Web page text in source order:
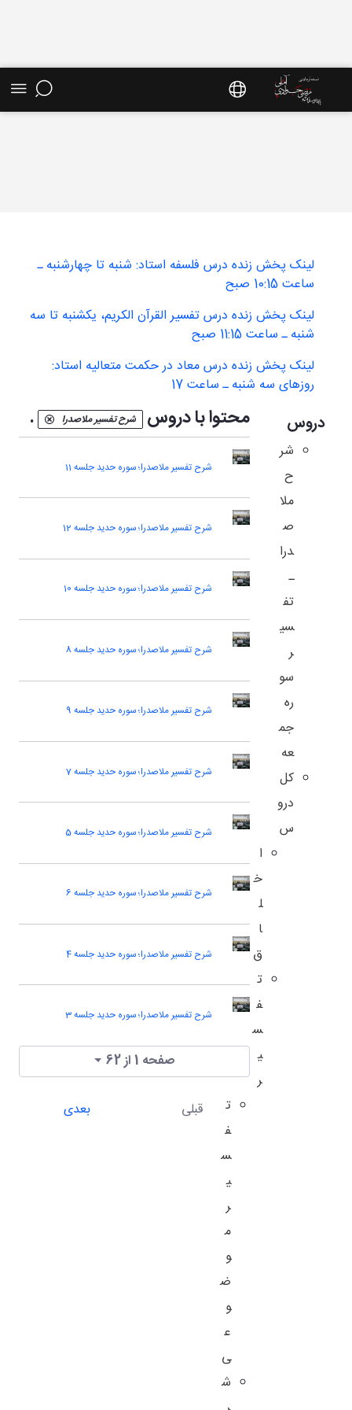
لینک پخش زنده درس فلسفه استاد: شنبه تا چهارشنبه ـ
ساعت 10:15 صبح
لینک پخش زنده درس تفسیر القرآن الکریم، یکشنبه تا سه
شنبه ـ ساعت 11:15 صبح
لینک پخش زنده درس معاد در حکمت متعالیه استاد:
روزهای سه شنبه ـ ساعت 17
دروس
شر
ح
ملا
ص
درا
ـ
تف
سی
ر
سو
ره
جم
عه
کل
درو
س
ا
خ
ل
ا
ق
ت
ف
س
ی
ر
ت
ف
س
ی
ر
م
و
ض
و
ع
ی
ش
محتوا با دروس شرح تفسیر ملاصدرا .
شرح تفسیر ملاصدرا؛ سوره حدید جلسه 11
شرح تفسیر ملاصدرا؛ سوره حدید جلسه 12
شرح تفسیر ملاصدرا؛ سوره حدید جلسه 10
شرح تفسیر ملاصدرا؛ سوره حدید جلسه 8
شرح تفسیر ملاصدرا؛ سوره حدید جلسه 9
شرح تفسیر ملاصدرا؛ سوره حدید جلسه 7
شرح تفسیر ملاصدرا؛ سوره حدید جلسه 5
شرح تفسیر ملاصدرا؛ سوره حدید جلسه 6
شرح تفسیر ملاصدرا؛ سوره حدید جلسه 4
شرح تفسیر ملاصدرا؛ سوره حدید جلسه 3
صفحه 1 از 62
قبلی بعدی